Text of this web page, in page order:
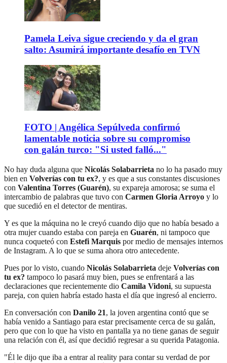
Pamela Leiva sigue creciendo y da el gran
salto: Asumirá importante desafío en TVN
FOTO | Angélica Sepúlveda confirmó
lamentable noticia sobre su compromiso
con galán turco: "Si usted falló..."
No hay duda alguna que Nicolás Solabarrieta no lo ha pasado muy
bien en Volverías con tu ex?, y es que a sus constantes discusiones
con Valentina Torres (Guarén), su expareja amorosa; se suma el
intercambio de palabras que tuvo con Carmen Gloria Arroyo y lo
que sucedió en el detector de mentiras.
Y es que la máquina no le creyó cuando dijo que no había besado a
otra mujer cuando estaba con pareja en Guarén, ni tampoco que
nunca coqueteó con Estefi Marquis por medio de mensajes internos
de Instagram. A lo que se suma ahora otro antecedente.
Pues por lo visto, cuando Nicolás Solabarrieta deje Volverías con
tu ex? tampoco lo pasará muy bien, pues se enfrentará a las
declaraciones que recientemente dio Camila Vidoni, su supuesta
pareja, con quien habría estado hasta el día que ingresó al encierro.
En conversación con Danilo 21, la joven argentina contó que se
había venido a Santiago para estar precisamente cerca de su galán,
pero que con lo que ha visto en pantalla ya no tiene ganas de seguir
una relación con él, así que decidió regresar a su querida Patagonia.
"Él le dijo que iba a entrar al reality para contar su verdad de por